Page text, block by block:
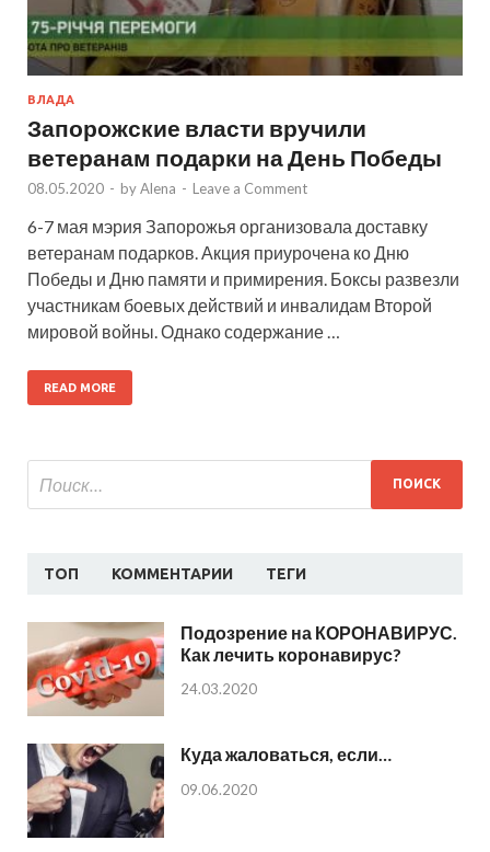
ВЛАДА
Запорожские власти вручили
ветеранам подарки на День Победы
08.05.2020 - byAlena - Leave a Comment
6-7 мая мэрия Запорожья организовала доставку
ветеранам подарков. Акция приурочена ко Дню
Победы и Дню памяти и примирения. Боксы развезли
участникам боевых действий и инвалидам Второй
мировой войны. Однако содержание …
READ MORE
ТОП КОММЕНТАРИИ ТЕГИ
Подозрение на КОРОНАВИРУС.
Как лечить коронавирус?
24.03.2020
Куда жаловаться, если…
09.06.2020